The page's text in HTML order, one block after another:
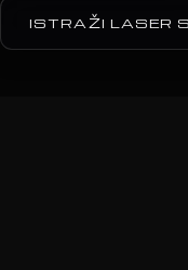
ISTRAŽI LASER